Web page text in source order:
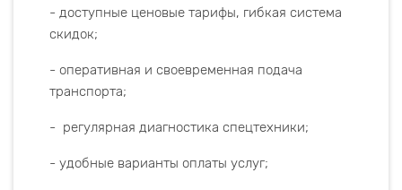
- доступные ценовые тарифы, гибкая система
скидок;
- оперативная и своевременная подача
транспорта;
- регулярная диагностика спецтехники;
- удобные варианты оплаты услуг;